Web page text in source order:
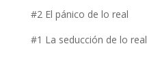
#2 El pánico de lo real
#1 La seducción de lo real